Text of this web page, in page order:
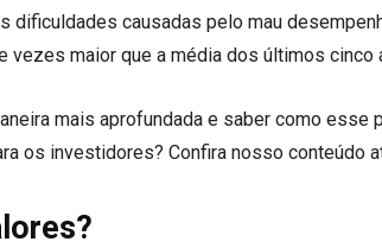
causadas pelo mau
vezes maior que a média dos últimos cinco
mais aprofundada e saber como esse
os investidores? Confira nosso conteúdo